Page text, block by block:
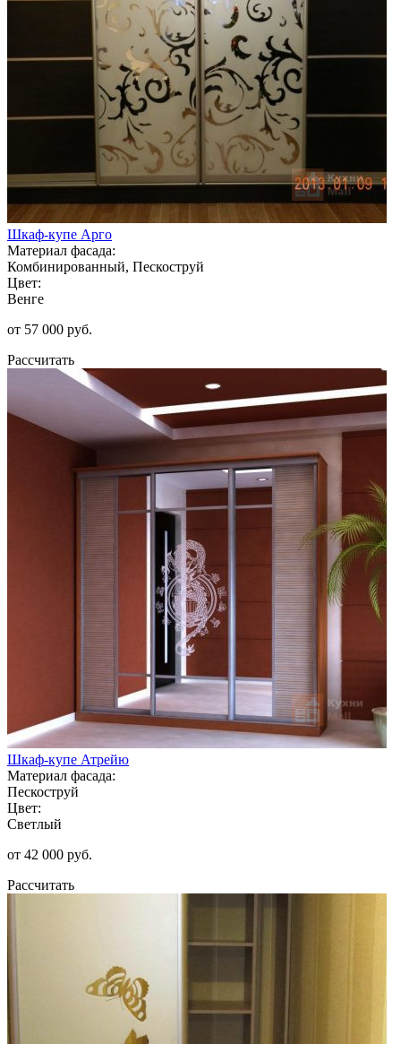
Шкаф-купе Арго
Материал фасада:
Комбинированный, Пескоструй
Цвет:
Венге
от 57 000 руб.
Рассчитать
Шкаф-купе Атрейю
Материал фасада:
Пескоструй
Цвет:
Светлый
от 42 000 руб.
Рассчитать